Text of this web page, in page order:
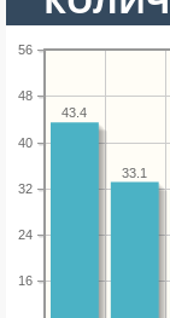
16
24
32
40
48
56
33.1
43.4